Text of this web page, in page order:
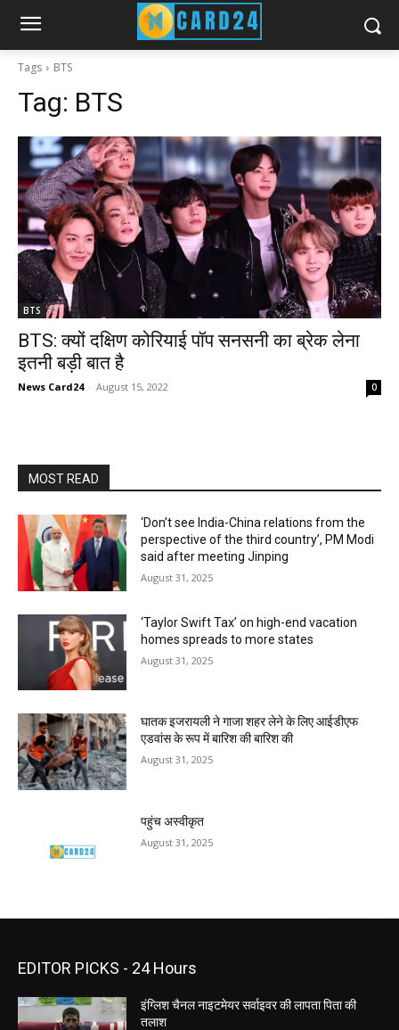
Tags BTS
Tag: BTS
BTS
BTS: क्यों दक्षिण कोरियाई पॉप सनसनी का ब्रेक लेना
इतनी बड़ी बात है
News Card24 - August 15, 2022 0
MOST READ
‘Don’t see India-China relations from the
perspective of the third country’, PM Modi
said after meeting Jinping
August 31, 2025
‘Taylor Swift Tax’ on high-end vacation
homes spreads to more states
August 31, 2025
घातक इजरायली ने गाजा शहर लेने के लिए आईडीएफ
एडवांस के रूप में बारिश की बारिश की
August 31, 2025
पहुंच अस्वीकृत
August 31, 2025
EDITOR PICKS - 24 Hours
इंग्लिश चैनल नाइटमेयर सर्वाइवर की लापता पिता की
तलाश